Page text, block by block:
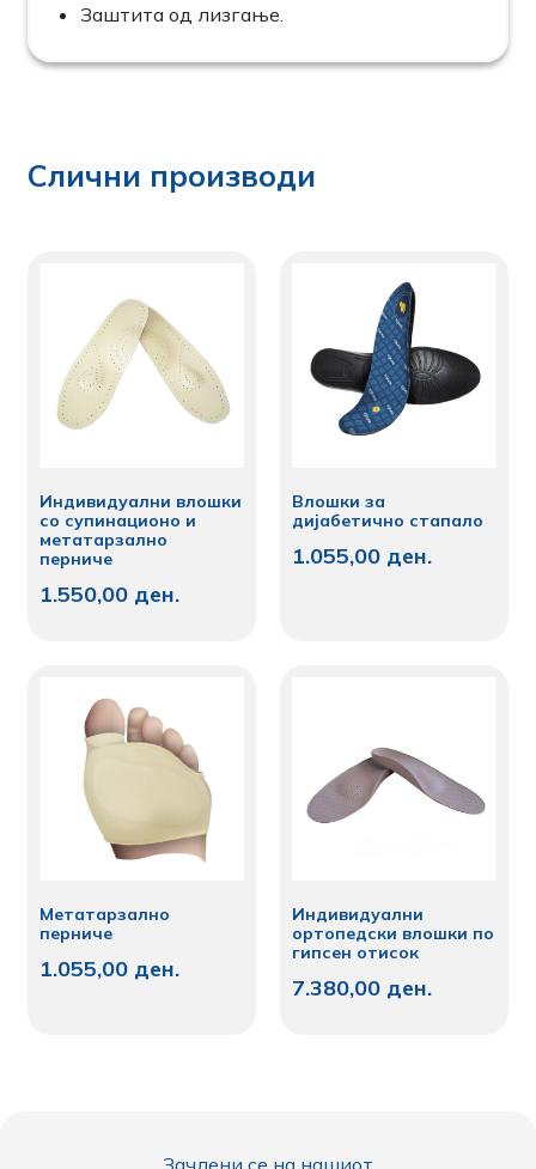
Заштита од лизгање.
Слични производи
Индивидуални влошки
со супинационо и
метатарзално
перниче
1.550,00 ден.
Влошки за
дијабетично стапало
1.055,00 ден.
Метатарзално
перниче
1.055,00 ден.
Индивидуални
ортопедски влошки по
гипсен отисок
7.380,00 ден.